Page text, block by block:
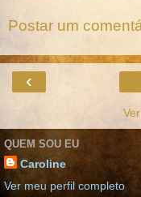
Postar um
‹
QUEM SOU EU
Caroline
Ver meu perfil completo